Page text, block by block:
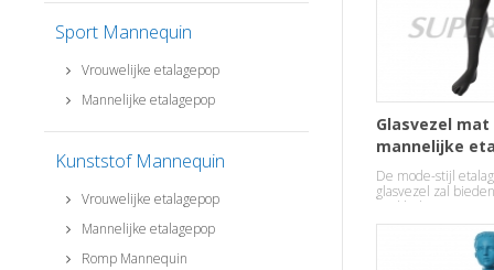
Sport Mannequin
Vrouwelijke etalagepop
Mannelijke etalagepop
Kunststof Mannequin
Vrouwelijke etalagepop
Mannelijke etalagepop
Romp Mannequin
Glasvezel
mannelijke
De mode-stijl
glasvezel zal
uw kleding in een
weer te geven.